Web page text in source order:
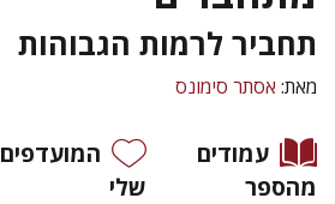
תחביר לרמות הגבוהות
מאת: אסתר סימונס
עמודים
מהספר
המועדפים
שלי